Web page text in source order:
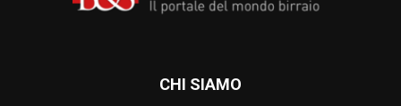
CHI SIAMO